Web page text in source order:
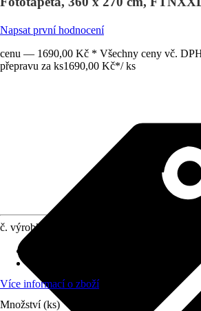
Napsat první hodnocení
cenu — 1690,00 Kč * Všechny ceny vč.
přepravu za ks1690,00 Kč*/ ks
č. výrobku
Více informací o zboží
Množství (ks)